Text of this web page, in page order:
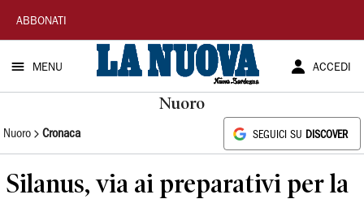
La
Nuova
Sardegna
ABBONATI
MENU ACCEDI
Nuoro
Nuoro Cronaca SEGUICI SU DISCOVER
Silanus, via ai preparativi per la